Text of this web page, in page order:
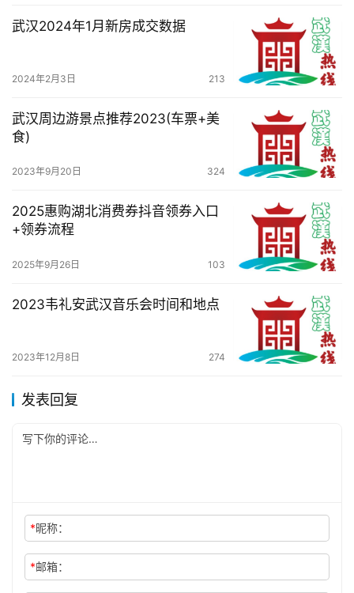
武汉2024年1月新房成交数据
2024年2月3日 213
武汉周边游景点推荐2023(车票+美
食)
2023年9月20日 324
2025惠购湖北消费券抖音领券入口
+领券流程
2025年9月26日 103
2023韦礼安武汉音乐会时间和地点
2023年12月8日 274
发表回复
*昵称：
*邮箱：